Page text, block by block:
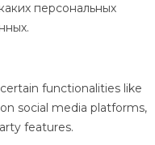
персональных
functionalities like
social media platforms,
features.